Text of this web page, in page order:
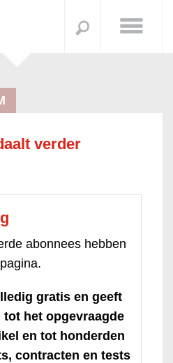
verder
abonnees hebben
gratis en geeft
het opgevraagde
en tot honderden
contracten en tests